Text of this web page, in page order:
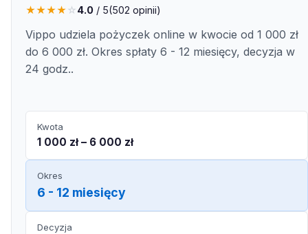
★★★★☆4.0 / 5(502 opinii)
Vippo udziela pożyczek online w kwocie od 1 000 zł
do 6 000 zł. Okres spłaty 6 - 12 miesięcy, decyzja w
24 godz..
Kwota
1 000 zł – 6 000 zł
Okres
6 - 12 miesięcy
Decyzja